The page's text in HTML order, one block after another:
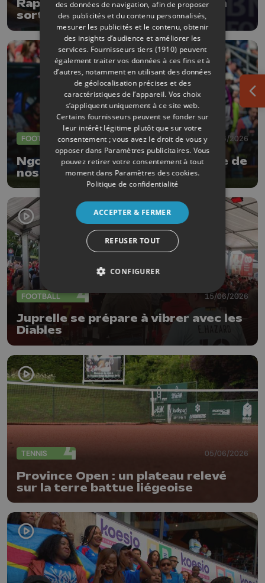
Raphaël Collignon et David Goffin
sortis d'entrée
FOOTBALL 16/06/2026
Ngoy (ex-Standard) : "Apprendre de
nos erreurs"
FOOTBALL 15/06/2026
Juprelle se prépare à vibrer avec les
Diables
TENNIS 05/06/2026
Province Open : un plateau relevé
sur la terre battue liégeoise
des données de navigation, afin de proposer
des publicités et du contenu personnalisés,
mesurer les publicités et le contenu, obtenir
des insights d’audience et améliorer les
services. Fournisseurs tiers (1910) peuvent
également traiter vos données à ces fins et à
d’autres, notamment en utilisant des données
de géolocalisation précises et des
caractéristiques de l’appareil. Vos choix
s’appliquent uniquement à ce site web.
Certains fournisseurs peuvent se fonder sur
leur intérêt légitime plutôt que sur votre
consentement ; vous avez le droit de vous y
opposer dans Paramètres publicitaires. Vous
pouvez retirer votre consentement à tout
moment dans Paramètres des cookies.
Politique de confidentialité
ACCEPTER & FERMER
REFUSER TOUT
CONFIGURER